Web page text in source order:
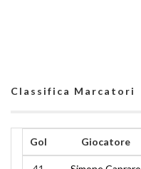
Classifica Marcatori
Gol Giocatore